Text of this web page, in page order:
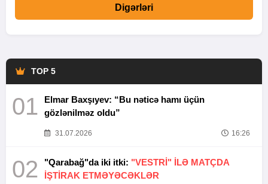
Digərləri
TOP 5
01
Elmar Baxşıyev: “Bu nəticə hamı üçün
gözlənilməz oldu”
31.07.2026 16:26
02 "Qarabağ"da iki itki: "VESTRİ" İLƏ MATÇDA
İŞTİRAK ETMƏYƏCƏKLƏR